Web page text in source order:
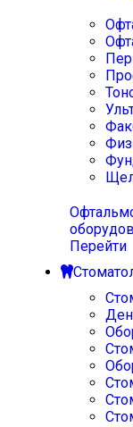
Перейти